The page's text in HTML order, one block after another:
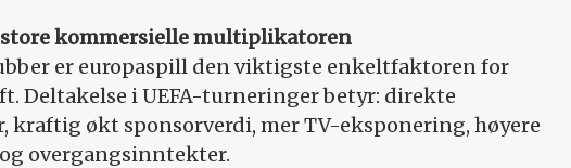
kommersielle multiplikatoren
er europaspill den viktigste enkeltfaktoren for
Deltakelse i UEFA-turneringer betyr: direkte
kraftig økt sponsorverdi, mer TV-eksponering, høyere
overgangsinntekter.